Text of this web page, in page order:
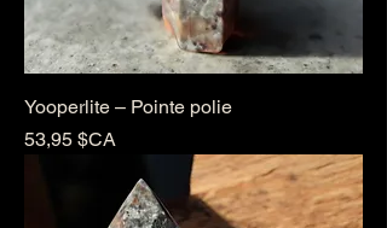
Yooperlite – Pointe polie
Prix
53,95 $CA